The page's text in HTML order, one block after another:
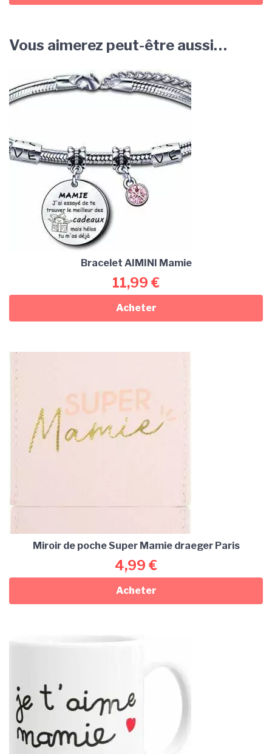
Vous aimerez peut-être aussi…
Bracelet AIMINI Mamie
11,99 €
Acheter
Miroir de poche Super Mamie draeger Paris
4,99 €
Acheter